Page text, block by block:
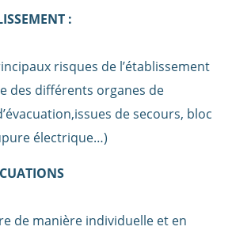
:
risques de l’établissement
des différents organes de
de secours, bloc
électrique…)
de manière individuelle et en